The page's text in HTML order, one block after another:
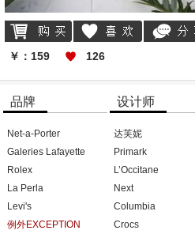
欢 分享
￥：159 126
品牌
Net-a-Porter
Galeries Lafayette
Rolex
La Perla
Levi's
例外EXCEPTION
设计师
达芙妮
Primark
L’Occitane
Next
Columbia
Crocs